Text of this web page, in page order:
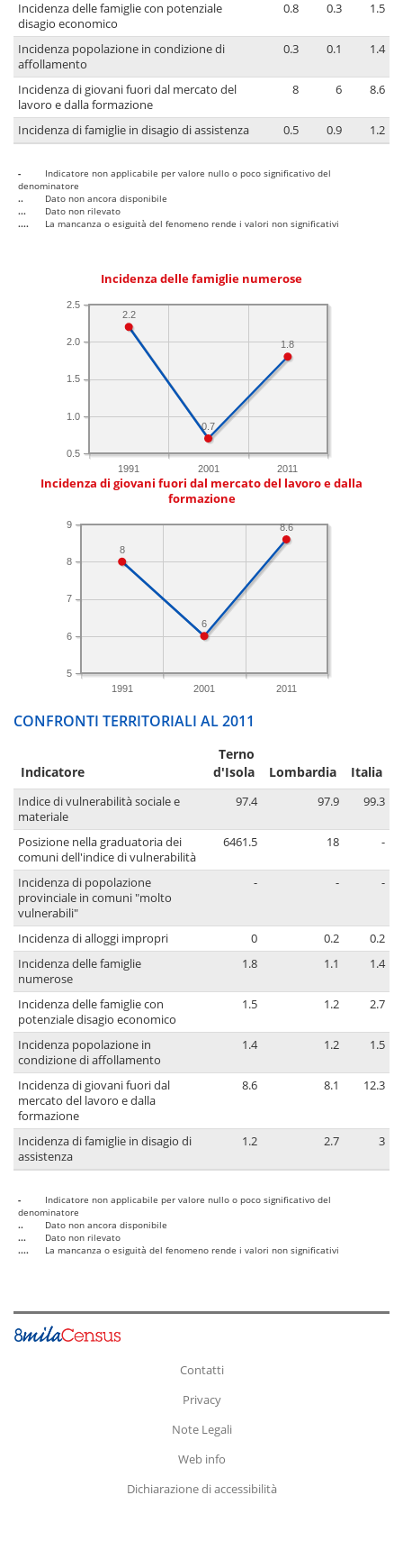
Incidenza delle famiglie con potenziale
disagio economico
0.8 0.3 1.5
Incidenza popolazione in condizione di
affollamento
0.3 0.1 1.4
Incidenza di giovani fuori dal mercato del
lavoro e dalla formazione
8 6 8.6
Incidenza di famiglie in disagio di assistenza 0.5 0.9 1.2
-
Indicatore non applicabile per valore nullo o poco significativo del
denominatore
..
Dato non ancora disponibile
...
Dato non rilevato
....
La mancanza o esiguità del fenomeno rende i valori non significativi
Incidenza delle famiglie numerose
1991 2001 2011
0.5
1.0
1.5
2.0
2.5
1.8
0.7
2.2
Incidenza di giovani fuori dal mercato del lavoro e dalla
formazione
1991 2001 2011
5
6
7
8
9 8.6
6
8
CONFRONTI TERRITORIALI AL 2011
Indicatore
Terno
d'Isola
Lombardia Italia
Indice di vulnerabilità sociale e
materiale
97.4 97.9 99.3
Posizione nella graduatoria dei
comuni dell'indice di vulnerabilità
6461.5 18 -
Incidenza di popolazione
provinciale in comuni "molto
vulnerabili"
- - -
Incidenza di alloggi impropri 0 0.2
0.2
Incidenza delle famiglie
numerose
1.8 1.1 1.4
Incidenza delle famiglie con
potenziale disagio economico
1.5 1.2 2.7
Incidenza popolazione in
condizione di affollamento
1.4 1.2 1.5
Incidenza di giovani fuori dal
mercato del lavoro e dalla
formazione
8.6 8.1 12.3
Incidenza di famiglie in disagio di
assistenza
1.2 2.7 3
-
Indicatore non applicabile per valore nullo o poco significativo del
denominatore
..
Dato non ancora disponibile
...
Dato non rilevato
....
La mancanza o esiguità del fenomeno rende i valori non significativi
Contatti
Privacy
Note Legali
Web info
Dichiarazione di accessibilità